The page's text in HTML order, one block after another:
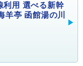
利用 選べる新幹
羊亭 函館湯の川